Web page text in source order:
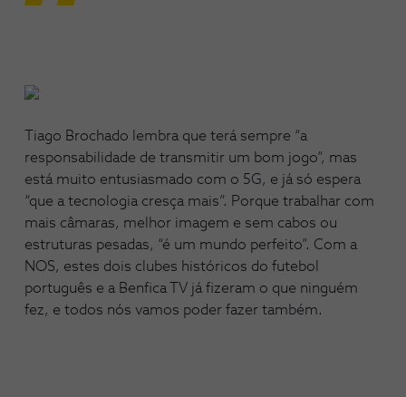
Tiago Brochado lembra que terá sempre “a
responsabilidade de transmitir um bom jogo”, mas
está muito entusiasmado com o 5G, e já só espera
“que a tecnologia cresça mais”. Porque trabalhar com
mais câmaras, melhor imagem e sem cabos ou
estruturas pesadas, “é um mundo perfeito”. Com a
NOS, estes dois clubes históricos do futebol
português e a Benfica TV já fizeram o que ninguém
fez, e todos nós vamos poder fazer também.